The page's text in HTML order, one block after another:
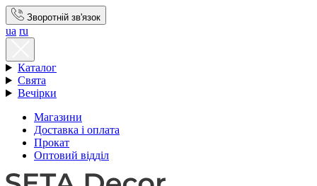
Зворотній зв'язок
ua ru
Каталог
Свята
Вечірки
Магазини
Доставка і оплата
Прокат
Оптовий відділ